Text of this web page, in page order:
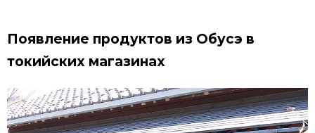
Появление продуктов из Обусэ в
токийских магазинах